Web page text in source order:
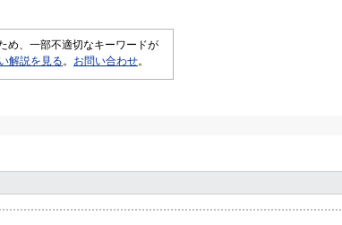
め、一部不適切なキーワードが
解説を見る 。 お問い合わせ。